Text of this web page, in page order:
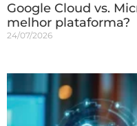
Google Cloud vs.
melhor plataforma?
24/07/2026